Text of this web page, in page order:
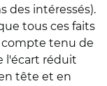
des intéressés).
tous ces faits
tenu de
l'écart réduit
tête et en